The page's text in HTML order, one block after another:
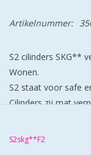
Artikelnummer:
S2 cilinders SKG**
Wonen.
S2 staat voor safe
Cilinders zij mat
S2skg**F2